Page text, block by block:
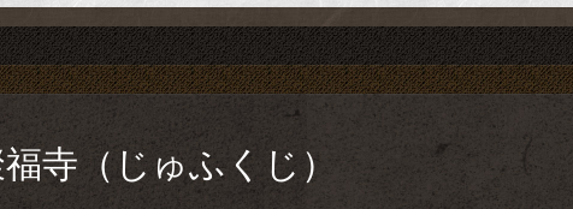
寺（じゅふくじ）